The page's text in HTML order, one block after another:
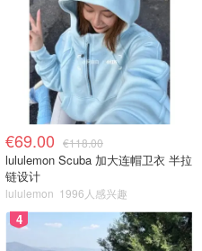
€69.00 €118.00
lululemon Scuba 加大连帽卫衣 半拉
链设计
lululemon 1996人感兴趣
4